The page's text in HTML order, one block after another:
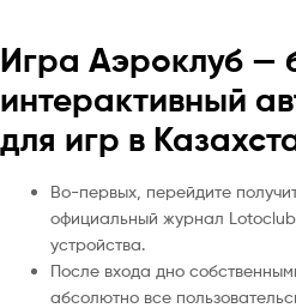
Игра Аэроклуб —
интерактивный
для игр в
Во-первых, перейдите
официальный журнал
устройства.
После входа дно
абсолютно все